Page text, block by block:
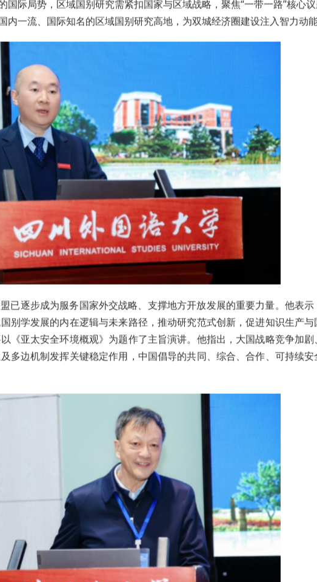
际局势，区域国别研究需紧扣国家与区域战略，聚焦“一带一路”核心
一流、国际知名的区域国别研究高地，为双城经济圈建设注入智力动能
已逐步成为服务国家外交战略、支撑地方开放发展的重要力量。他表
别学发展的内在逻辑与未来路径，推动研究范式创新，促进知识生产
《亚太安全环境概观》为题作了主旨演讲。他指出，大国战略竞争加
多边机制发挥关键稳定作用，中国倡导的共同、综合、合作、可持续